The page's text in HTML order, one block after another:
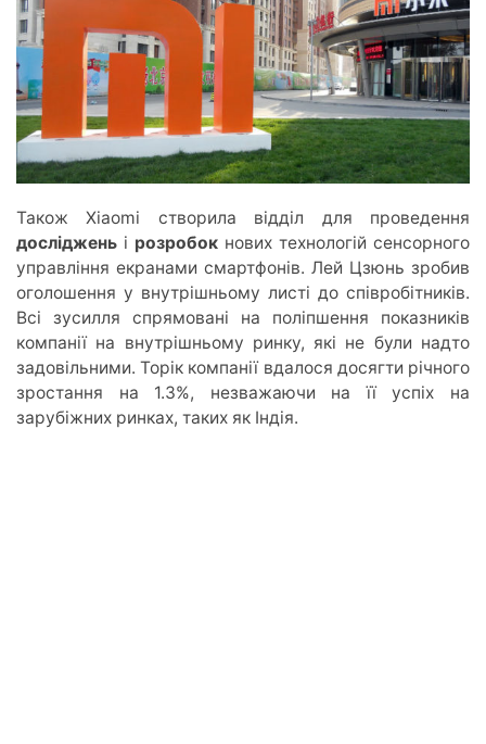
Також Xiaomi створила відділ для проведення
досліджень і розробок нових технологій сенсорного
управління екранами смартфонів. Лей Цзюнь зробив
оголошення у внутрішньому листі до співробітників.
Всі зусилля спрямовані на поліпшення показників
компанії на внутрішньому ринку, які не були надто
задовільними. Торік компанії вдалося досягти річного
зростання на 1.3%, незважаючи на її успіх на
зарубіжних ринках, таких як Індія.